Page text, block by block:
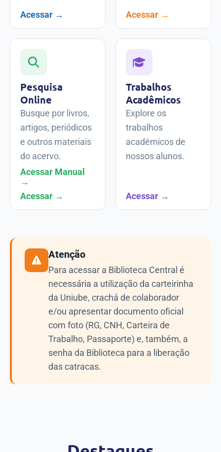
Acessar → Acessar →
Pesquisa
Online
Busque por livros,
artigos, periódicos
e outros materiais
do acervo.
Acessar Manual
→
Acessar →
Trabalhos
Acadêmicos
Explore os
trabalhos
acadêmicos de
nossos alunos.
Acessar →
Atenção
Para acessar a Biblioteca Central é
necessária a utilização da carteirinha
da Uniube, crachá de colaborador
e/ou apresentar documento oficial
com foto (RG, CNH, Carteira de
Trabalho, Passaporte) e, também, a
senha da Biblioteca para a liberação
das catracas.